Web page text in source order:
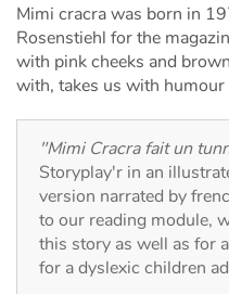
Ogres, monsters and
Heroines and Heroes
Ecology, nature, seasons
The animals
Travel, epic, investigation,
Around the world
Mimi cracra was born in
Rosenstiehl for the
with pink cheeks and
with, takes us with
"Mimi Cracra fait un
Storyplay'r in an
version narrated by
to our reading module,
this story as well as for
for a dyslexic children